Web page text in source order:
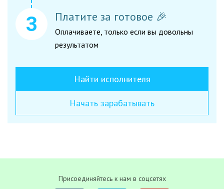
Платите за готовое 🎉
Оплачиваете, только если вы довольны
результатом
Найти исполнителя
Начать зарабатывать
Присоединяйтесь к нам в соцсетях